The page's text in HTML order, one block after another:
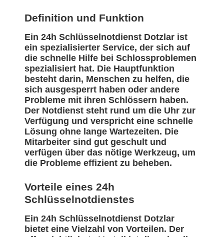
Definition und Funktion
Ein 24h Schlüsselnotdienst Dotzlar ist
ein spezialisierter Service, der sich auf
die schnelle Hilfe bei Schlossproblemen
spezialisiert hat. Die Hauptfunktion
besteht darin, Menschen zu helfen, die
sich ausgesperrt haben oder andere
Probleme mit ihren Schlössern haben.
Der Notdienst steht rund um die Uhr zur
Verfügung und verspricht eine schnelle
Lösung ohne lange Wartezeiten. Die
Mitarbeiter sind gut geschult und
verfügen über das nötige Werkzeug, um
die Probleme effizient zu beheben.
Vorteile eines 24h
Schlüsselnotdienstes
Ein 24h Schlüsselnotdienst Dotzlar
bietet eine Vielzahl von Vorteilen. Der